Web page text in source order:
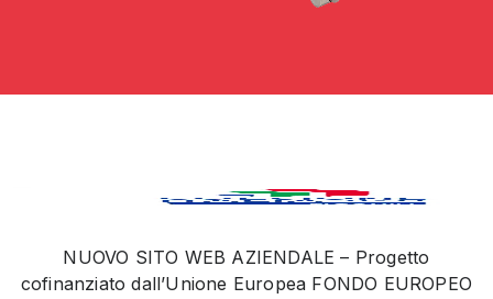
NUOVO SITO WEB AZIENDALE – Progetto
cofinanziato dall’Unione Europea FONDO EUROPEO